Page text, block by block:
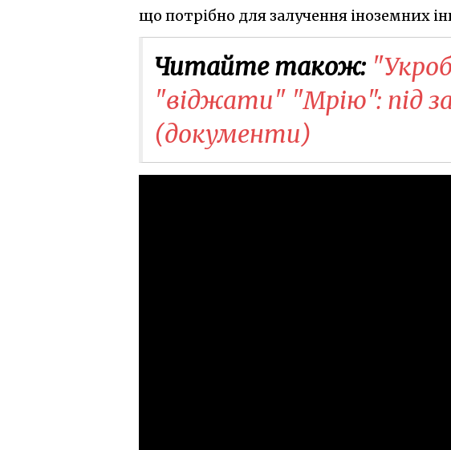
що потрібно для залучення іноземних
Читайте також:
"віджати" "Мрію": під
(документи)